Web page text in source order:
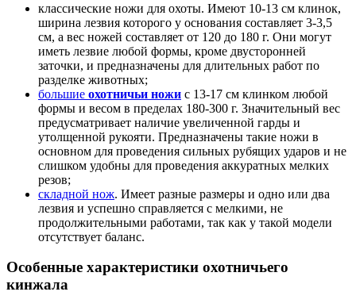
классические ножи для охоты. Имеют 10-13 см клинок,
ширина лезвия которого у основания составляет 3-3,5
см, а вес ножей составляет от 120 до 180 г. Они могут
иметь лезвие любой формы, кроме двусторонней
заточки, и предназначены для длительных работ по
разделке животных;
большие охотничьи ножи с 13-17 см клинком любой
формы и весом в пределах 180-300 г. Значительный вес
предусматривает наличие увеличенной гарды и
утолщенной рукояти. Предназначены такие ножи в
основном для проведения сильных рубящих ударов и не
слишком удобны для проведения аккуратных мелких
резов;
складной нож. Имеет разные размеры и одно или два
лезвия и успешно справляется с мелкими, не
продолжительными работами, так как у такой модели
отсутствует баланс.
Особенные характеристики охотничьего
кинжала